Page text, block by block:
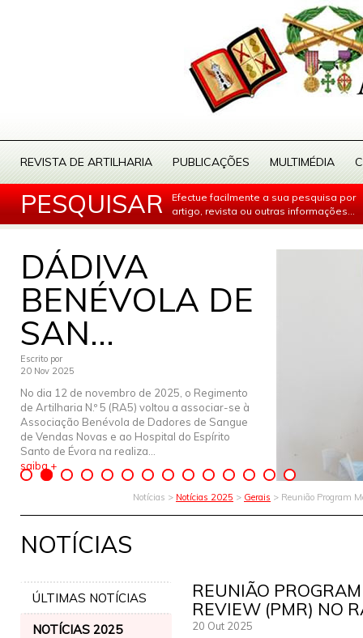
REVISTA DE ARTILHARIA PUBLICAÇÕES MULTIMÉDIA
PESQUISAR
Efectue facilmente a sua pesquisa por
artigo, revista ou outras informações...
DÁDIVA
BENÉVOLA DE
SAN...
Escrito por
20 Nov 2025
No dia 12 de novembro de 2025, o Regimento
de Artilharia N.º 5 (RA5) voltou a associar-se à
Associação Benévola de Dadores de Sangue
de Vendas Novas e ao Hospital do Espírito
Santo de Évora na realiza...
saiba +
Notícias > Notícias 2025 > Gerais > Reunião Program
NOTÍCIAS
ÚLTIMAS NOTÍCIAS
NOTÍCIAS 2025
REUNIÃO
REVIEW (PMR) NO
20 Out 2025